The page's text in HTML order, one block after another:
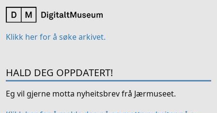
Klikk her for å søke arkivet.
HALD DEG OPPDATERT!
Eg vil gjerne motta nyheitsbrev frå Jærmuseet.